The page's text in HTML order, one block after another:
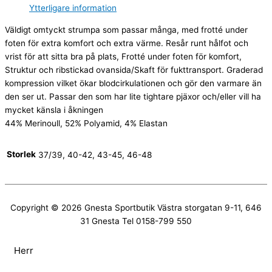
Ytterligare information
Väldigt omtyckt strumpa som passar många, med frotté under
foten för extra komfort och extra värme. Resår runt hålfot och
vrist för att sitta bra på plats, Frotté under foten för komfort,
Struktur och ribstickad ovansida/Skaft för fukttransport. Graderad
kompression vilket ökar blodcirkulationen och gör den varmare än
den ser ut. Passar den som har lite tightare pjäxor och/eller vill ha
mycket känsla i åkningen
44% Merinoull, 52% Polyamid, 4% Elastan
Storlek 37/39, 40-42, 43-45, 46-48
Copyright © 2026 Gnesta Sportbutik Västra storgatan 9-11, 646
31 Gnesta Tel 0158-799 550
Herr